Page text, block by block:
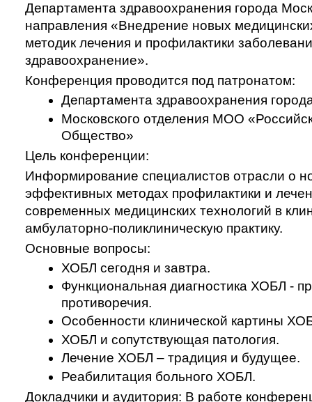
Департамента здравоохранения города
направления «Внедрение новых
методик лечения и профилактики
здравоохранение».
Конференция проводится под патронатом:
Департамента здравоохранения
Московского отделения МОО
Общество»
Цель конференции:
Информирование специалистов отрасли о
эффективных методах профилактики и
современных медицинских технологий в
амбулаторно-поликлиническую практику.
Основные вопросы:
ХОБЛ сегодня и завтра.
Функциональная диагностика ХОБЛ -
противоречия.
Особенности клинической картины
ХОБЛ и сопутствующая патология.
Лечение ХОБЛ – традиция и будущее.
Реабилитация больного ХОБЛ.
Докладчики и аудитория: В работе